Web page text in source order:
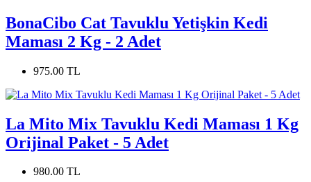
BonaCibo Cat Tavuklu Yetişkin Kedi
Maması 2 Kg - 2 Adet
975.00 TL
La Mito Mix Tavuklu Kedi Maması 1 Kg
Orijinal Paket - 5 Adet
980.00 TL